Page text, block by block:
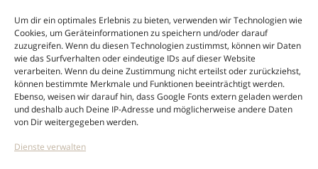
Um dir ein optimales Erlebnis zu bieten, verwenden wir Technologien wie
Cookies, um Geräteinformationen zu speichern und/oder darauf
zuzugreifen. Wenn du diesen Technologien zustimmst, können wir Daten
wie das Surfverhalten oder eindeutige IDs auf dieser Website
verarbeiten. Wenn du deine Zustimmung nicht erteilst oder zurückziehst,
können bestimmte Merkmale und Funktionen beeinträchtigt werden.
Ebenso, weisen wir darauf hin, dass Google Fonts extern geladen werden
und deshalb auch Deine IP-Adresse und möglicherweise andere Daten
von Dir weitergegeben werden.
Dienste verwalten
SCHMUCK
Küstenliebe zum Tragen – zeitlos,
maritim und auf Sylt gefertigt
SCHMUCK
SYLT Statement-Armband – Boho-